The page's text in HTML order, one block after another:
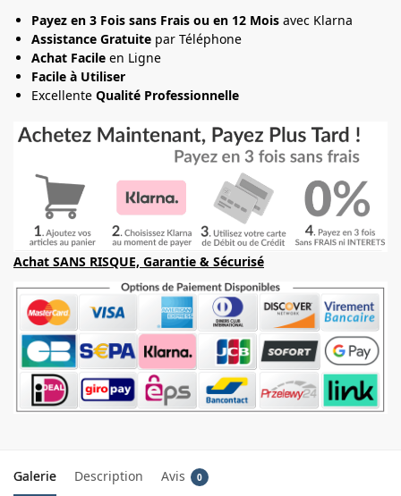
Payez en 3 Fois sans Frais ou en 12 Mois avec Klarna
Assistance Gratuite par Téléphone
Achat Facile en Ligne
Facile à Utiliser
Excellente Qualité Professionnelle
Achat SANS RISQUE, Garantie & Sécurisé
Galerie Description Avis 0